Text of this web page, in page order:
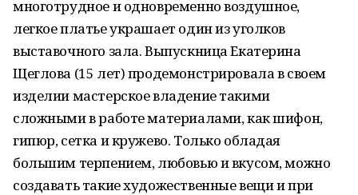
многотрудное и одновременно воздушное,
легкое платье украшает один из уголков
выставочного зала. Выпускница Екатерина
Щеглова (15 лет) продемонстрировала в своем
изделии мастерское владение такими
сложными в работе материалами, как шифон,
гипюр, сетка и кружево. Только обладая
большим терпением, любовью и вкусом, можно
создавать такие художественные вещи и при